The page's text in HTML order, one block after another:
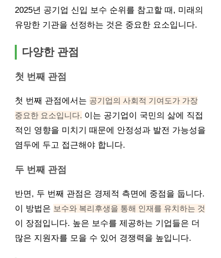
2025년 공기업 신입 보수 순위를 참고할 때, 미래의
유망한 기관을 선정하는 것은 중요한 요소입니다.
다양한 관점
첫 번째 관점
첫 번째 관점에서는 공기업의 사회적 기여도가 가장
중요한 요소입니다. 이는 공기업이 국민의 삶에 직접
적인 영향을 미치기 때문에 안정성과 발전 가능성을
염두에 두고 접근해야 합니다.
두 번째 관점
반면, 두 번째 관점은 경제적 측면에 중점을 둡니다.
이 방법은 보수와 복리후생을 통해 인재를 유치하는 것
이 장점입니다. 높은 보수를 제공하는 기업들은 더
많은 지원자를 모을 수 있어 경쟁력을 높입니다.